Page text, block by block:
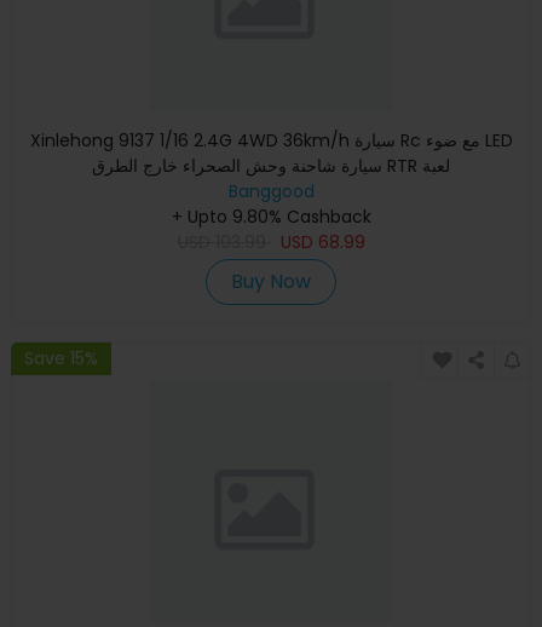
Xinlehong 9137 1/16 2.4G 4WD 36km/h سيارة Rc مع ضوء LED
سيارة شاحنة وحش الصحراء خارج الطرق RTR لعبة
Banggood
+ Upto 9.80% Cashback
USD 68.99
Buy Now
Save 15%